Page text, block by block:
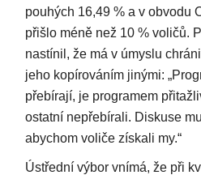
pouhých 16,49 % a v obvodu
přišlo méně než 10 % voličů.
nastínil, že má v úmyslu
jeho kopírováním jinými:
přebírají, je programem
ostatní nepřebírali. Diskuse
abychom voliče získali my.“
Ústřední výbor vnímá, že při